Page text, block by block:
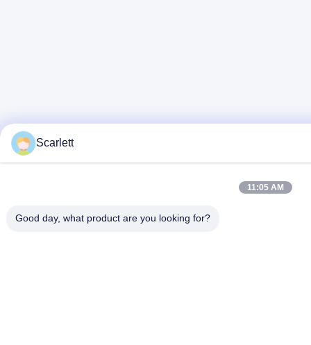
Scarlett
11:05 AM
Good day, what product are you looking for?